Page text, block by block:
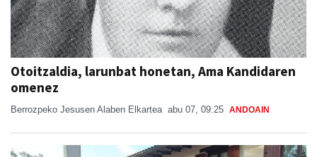
Otoitzaldia, larunbat honetan, Ama Kandidaren
omenez
Berrozpeko Jesusen Alaben Elkartea abu 07, 09:25 ANDOAIN